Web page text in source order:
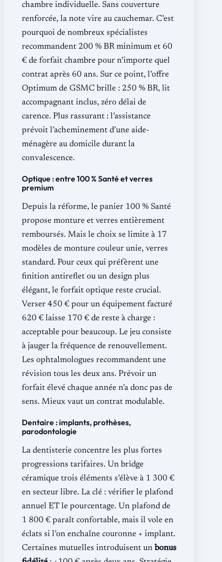
chambre individuelle. Sans couverture
renforcée, la note vire au cauchemar. C’est
pourquoi de nombreux spécialistes
recommandent 200 % BR minimum et 60
€ de forfait chambre pour n’importe quel
contrat après 60 ans. Sur ce point, l’offre
Optimum de GSMC brille : 250 % BR, lit
accompagnant inclus, zéro délai de
carence. Plus rassurant : l’assistance
prévoit l’acheminement d’une aide-
ménagère au domicile durant la
convalescence.
Optique : entre 100 % Santé et verres
premium
Depuis la réforme, le panier 100 % Santé
propose monture et verres entièrement
remboursés. Mais le choix se limite à 17
modèles de monture couleur unie, verres
standard. Pour ceux qui préfèrent une
finition antireflet ou un design plus
élégant, le forfait optique reste crucial.
Verser 450 € pour un équipement facturé
620 € laisse 170 € de reste à charge :
acceptable pour beaucoup. Le jeu consiste
à jauger la fréquence de renouvellement.
Les ophtalmologues recommandent une
révision tous les deux ans. Prévoir un
forfait élevé chaque année n’a donc pas de
sens. Mieux vaut un contrat modulable.
Dentaire : implants, prothèses,
parodontologie
La dentisterie concentre les plus fortes
progressions tarifaires. Un bridge
céramique trois éléments s’élève à 1 300 €
en secteur libre. La clé : vérifier le plafond
annuel ET le pourcentage. Un plafond de
1 800 € paraît confortable, mais il vole en
éclats si l’on enchaîne couronne + implant.
Certaines mutuelles introduisent un bonus